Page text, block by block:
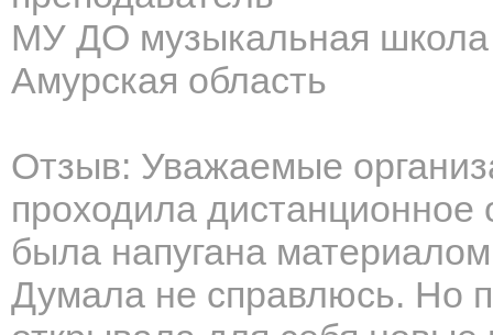
МУ ДО музыкальная школа
Амурская область
Отзыв: Уважаемые
проходила дистанционное
была напугана
Думала не справлюсь. Но